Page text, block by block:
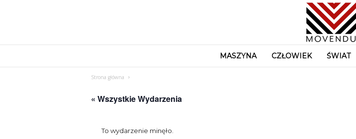
v
MASZYNA CZŁOWIEK ŚWIAT
Strona główna
« Wszystkie Wydarzenia
To wydarzenie minęło.